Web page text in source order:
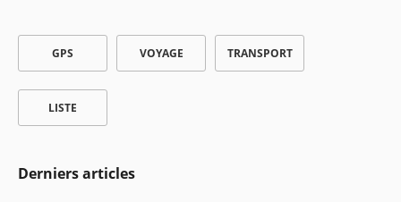
GPS VOYAGE TRANSPORT
LISTE
Derniers articles